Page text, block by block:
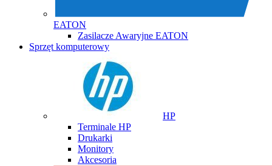
EATON
Zasilacze Awaryjne EATON
Sprzęt komputerowy
HP
Terminale HP
Drukarki
Monitory
Akcesoria